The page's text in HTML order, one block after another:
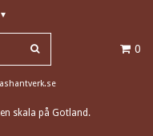
▾
0
skala på Gotland.